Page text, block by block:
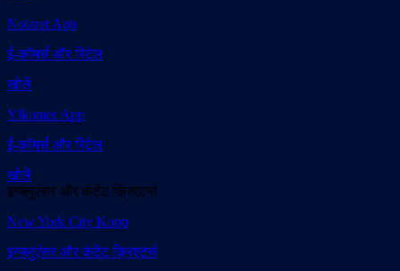
Notaret App
ई-कॉमर्स और रिटेल
खोलें
Ylkomer App
ई-कॉमर्स और रिटेल
खोलें
इन्फ्लुएंसर और कंटेंट क्रिएटर्स
New York City Kopp
इन्फ्लुएंसर और कंटेंट क्रिएटर्स